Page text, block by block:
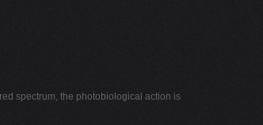
spectrum, the photobiological action is